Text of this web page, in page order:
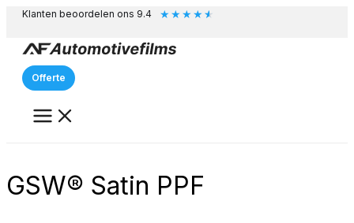
inhoud
Klanten beoordelen ons 9.4 ★★★★★
Offerte
GSW® Satin PPF